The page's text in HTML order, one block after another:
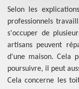
Selon les
professionnels
s'occuper de
artisans peuvent
d'une maison. Cela
poursuivre, il peut
Cela concerne les